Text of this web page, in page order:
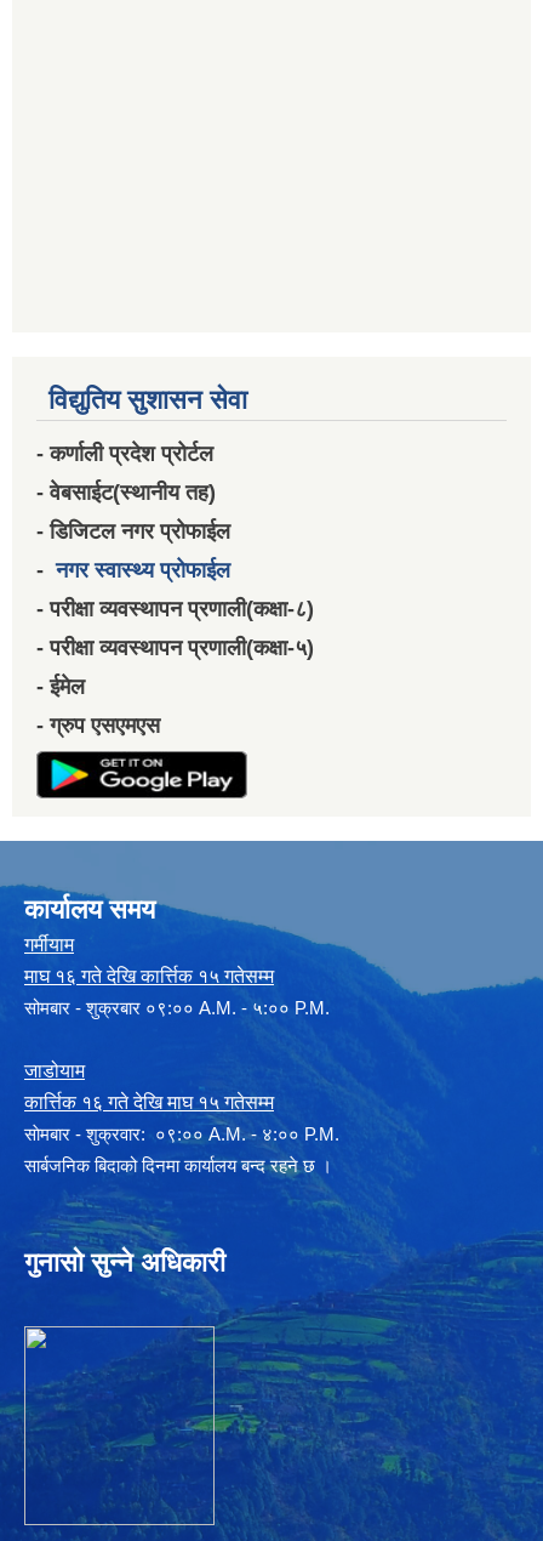
विद्युतिय सुशासन सेवा
- कर्णाली प्रदेश प्रोर्टल
- वेबसाईट(स्थानीय तह)
- डिजिटल नगर प्रोफाईल
-नगर स्वास्थ्य प्रोफाईल
- परीक्षा व्यवस्थापन प्रणाली(कक्षा-८)
- परीक्षा व्यवस्थापन प्रणाली(कक्षा-५)
- ईमेल
- ग्रुप एसएमएस
कार्यालय समय
गर्मीयाम
माघ १६ गते देखि कार्त्तिक १५ गतेसम्म
सोमबार - शुक्रबार ०९:०० A.M. - ५:०० P.M.
जाडोयाम
कार्त्तिक १६ गते देखि माघ १५ गतेसम्म
साेमबार - शुक्रवार: ०९:०० A.M. - ४:०० P.M.
सार्बजनिक बिदाको दिनमा कार्यालय बन्द रहने छ ।
गुनासो सुन्ने अधिकारी